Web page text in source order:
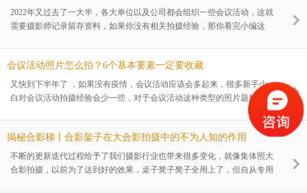
2022年又过去了一大半，各大单位以及公司都会组织一些会议活动，这就
需要摄影师记录留存资料，如果你没有相关拍摄经验，那你看完小编这
会议活动照片怎么拍？6个基本要素一定要收藏
又快到下半年了 ，如果没有疫情，会议活动应该会多起来，很多新手小
白对会议活动拍摄经验会少一些，对于会议活动这种类型的照片题材，具
备什么样的特点？一般情况下，都是为了现场的资料记录，所以，这类照
片关键核心就是要拍摄重要嘉宾和领导，然后记录好精彩瞬间，所以，成
都柠檬文化小编总结：会议活动照片怎么拍？6个基本要素一定要收藏，
做好这几点，基本上就不会出错。
揭秘合影梯丨合影架子在大合影拍摄中的不为人知的作用
不断的更新迭代过程给予了我们摄影行业也带来很多变化，就像集体照大
合影拍摄，以前为了达到好的效果，桌子凳子凳子全用上了，但自从专用